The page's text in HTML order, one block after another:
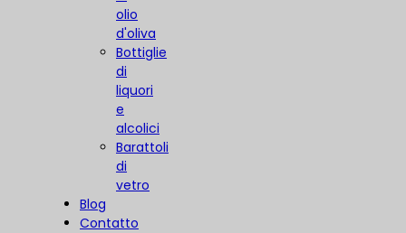
olio
d'oliva
Bottiglie
di
liquori
e
alcolici
Barattoli
di
vetro
Blog
Contatto